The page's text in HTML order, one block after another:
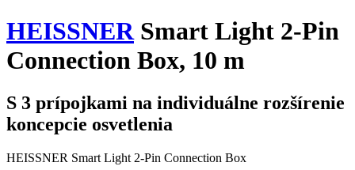
HEISSNERSmart Light 2-Pin
Connection Box, 10 m
S 3 prípojkami na individuálne rozšírenie
koncepcie osvetlenia
HEISSNER Smart Light 2-Pin Connection Box